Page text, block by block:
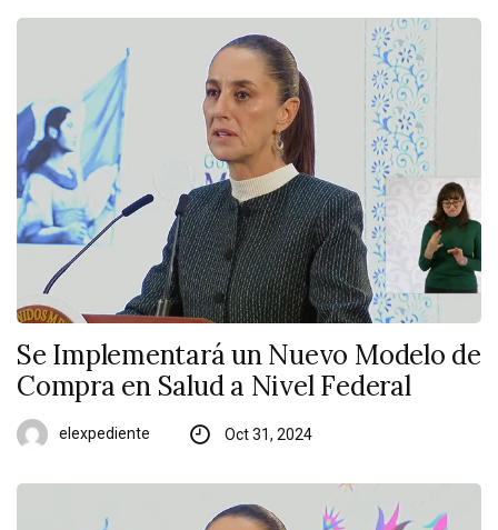
Se Implementará un Nuevo Modelo de
Compra en Salud a Nivel Federal
elexpediente Oct 31, 2024